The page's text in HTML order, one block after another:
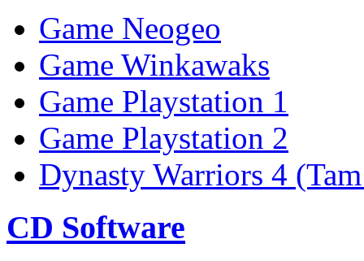
Game Neogeo
Game Winkawaks
Game Playstation 1
Game Playstation 2
Dynasty Warriors 4
CD Software